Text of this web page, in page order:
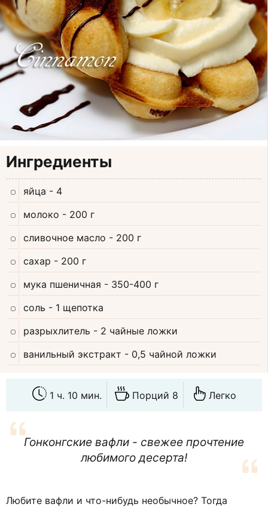
Ингредиенты
яйца - 4
молоко - 200 г
сливочное масло - 200 г
сахар - 200 г
мука пшеничная - 350-400 г
соль - 1 щепотка
разрыхлитель - 2 чайные ложки
ванильный экстракт - 0,5 чайной ложки
1 ч. 10 мин. Порций 8 Легко
Гонконгские вафли - свежее прочтение
любимого десерта!
Любите вафли и что-нибудь необычное? Тогда